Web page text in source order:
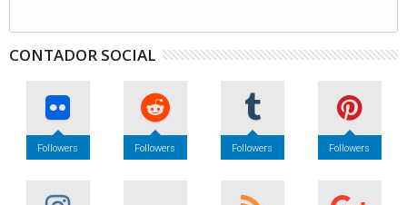
CONTADOR SOCIAL
Followers Followers Followers Followers